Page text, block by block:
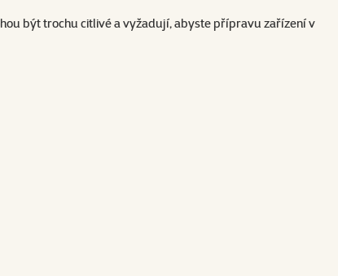
být trochu citlivé a vyžadují, abyste přípravu zařízení v